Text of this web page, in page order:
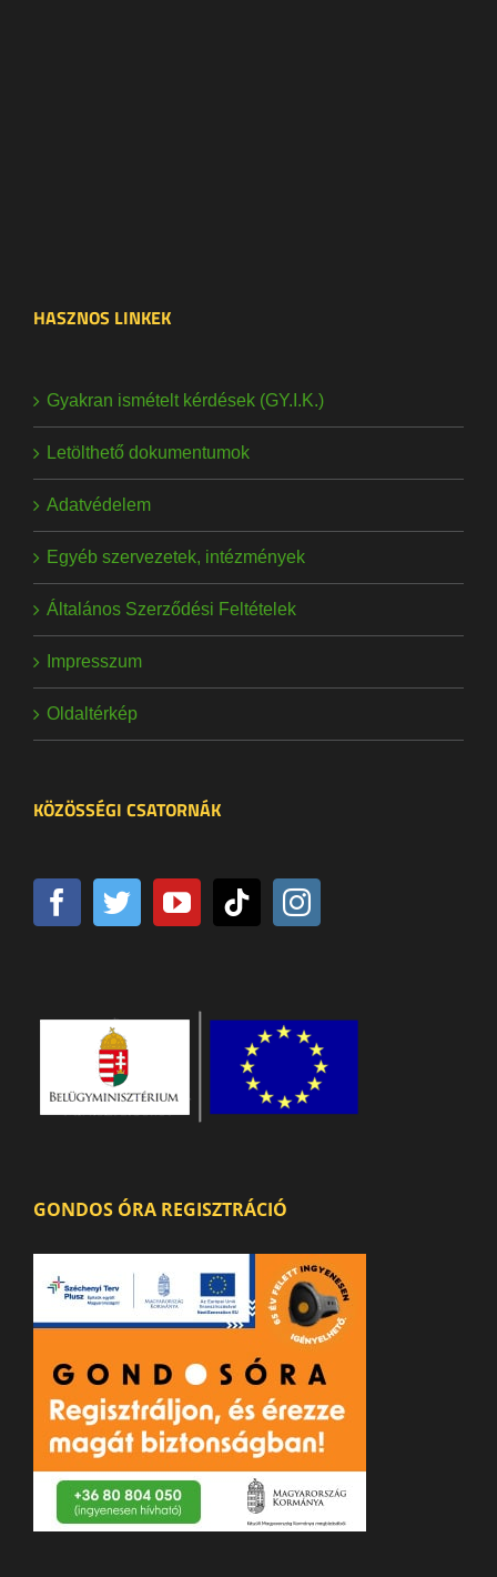
HASZNOS LINKEK
Gyakran ismételt kérdések (GY.I.K.)
Letölthető dokumentumok
Adatvédelem
Egyéb szervezetek, intézmények
Általános Szerződési Feltételek
Impresszum
Oldaltérkép
KÖZÖSSÉGI CSATORNÁK
GONDOS ÓRA REGISZTRÁCIÓ